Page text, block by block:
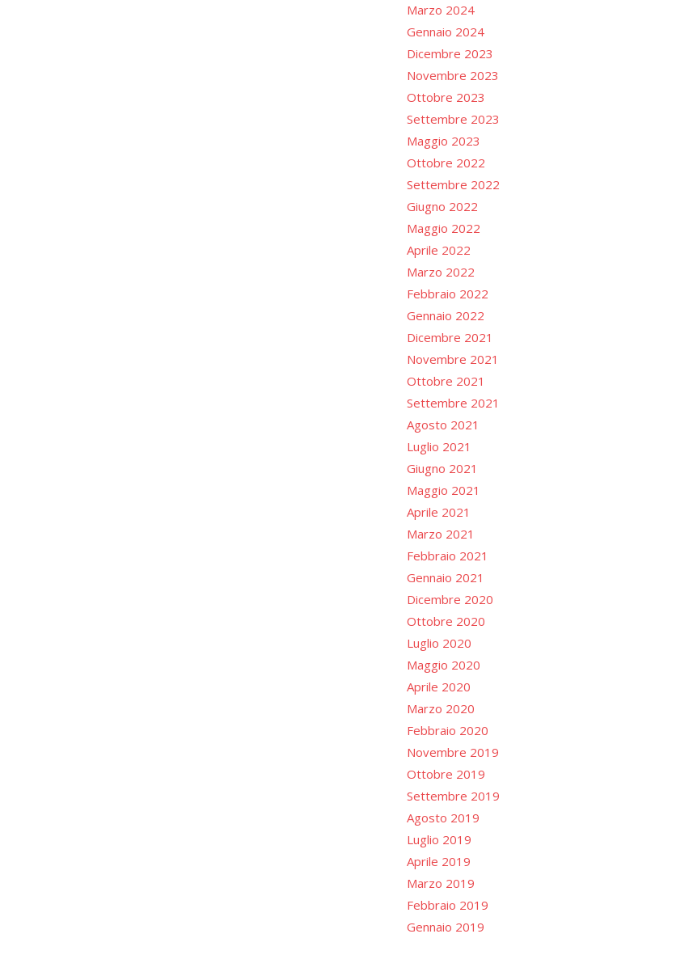
Marzo 2024
Gennaio 2024
Dicembre 2023
Novembre 2023
Ottobre 2023
Settembre 2023
Maggio 2023
Ottobre 2022
Settembre 2022
Giugno 2022
Maggio 2022
Aprile 2022
Marzo 2022
Febbraio 2022
Gennaio 2022
Dicembre 2021
Novembre 2021
Ottobre 2021
Settembre 2021
Agosto 2021
Luglio 2021
Giugno 2021
Maggio 2021
Aprile 2021
Marzo 2021
Febbraio 2021
Gennaio 2021
Dicembre 2020
Ottobre 2020
Luglio 2020
Maggio 2020
Aprile 2020
Marzo 2020
Febbraio 2020
Novembre 2019
Ottobre 2019
Settembre 2019
Agosto 2019
Luglio 2019
Aprile 2019
Marzo 2019
Febbraio 2019
Gennaio 2019